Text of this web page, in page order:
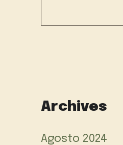
Archives
Agosto 2024